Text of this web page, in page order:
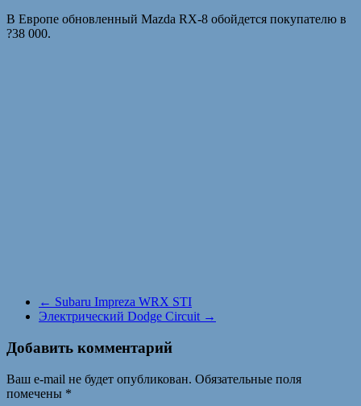
В Европе обновленный Mazda RX-8 обойдется покупателю в
?38 000.
← Subaru Impreza WRX STI
Электрический Dodge Circuit →
Добавить комментарий
Ваш e-mail не будет опубликован. Обязательные поля
помечены *